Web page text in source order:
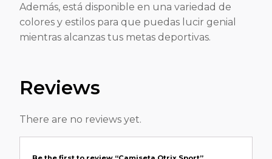
Además, está disponible en una variedad de
colores y estilos para que puedas lucir genial
mientras alcanzas tus metas deportivas.
Reviews
There are no reviews yet.